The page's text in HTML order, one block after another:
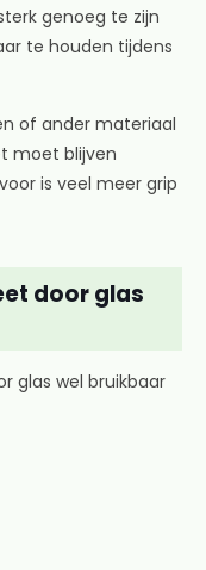
genoeg te zijn
te houden tijdens
of ander materiaal
moet blijven
is veel meer grip
door glas
glas wel bruikbaar